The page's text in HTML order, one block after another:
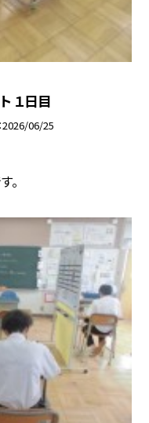
１日目
2026/06/25
。